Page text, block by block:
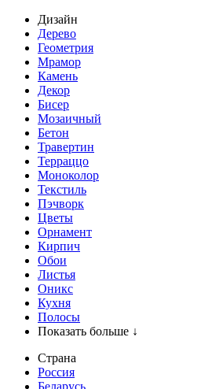
Дизайн
Дерево
Геометрия
Мрамор
Камень
Декор
Бисер
Мозаичный
Бетон
Травертин
Терраццо
Моноколор
Текстиль
Пэчворк
Цветы
Орнамент
Кирпич
Обои
Листья
Оникс
Кухня
Полосы
Показать больше ↓
Страна
Россия
Беларусь